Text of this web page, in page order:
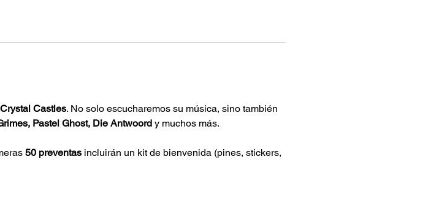
Crystal Castles. No solo escucharemos su música, sino también
Pastel Ghost, Die Antwoord y muchos más.
50 preventas incluirán un kit de bienvenida (pines, stickers,